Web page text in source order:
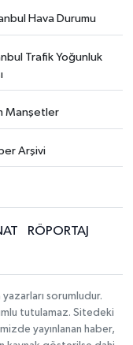
Hava Durumu
Trafik Yoğunluk
Manşetler
Arşivi
RÖPORTAJ
sorumludur.
tutulamaz. Sitedeki
yayınlanan haber,